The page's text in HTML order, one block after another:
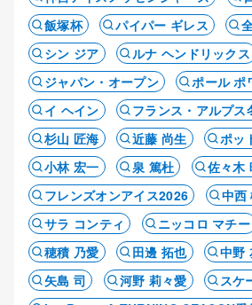
飯塚杯
パイパー ギレス
シン ジア
ルナ ヘンドリックス
ジャパン・オープン
ポール ポ
イ ヘイン
フランス・アルプス
杉山 匠海
近藤 尚生
ポッ
小林 宏一
泉 篤杜
佐々木
フレンズオンアイス2026
中西
サラ コンティ
ニッコロ マチー
穂積 乃愛
田邊 拓也
中野
矢島 司
河野 莉々愛
スケ